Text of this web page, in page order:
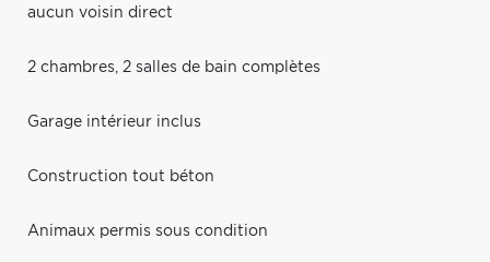
aucun voisin direct
2 chambres, 2 salles de bain complètes
Garage intérieur inclus
Construction tout béton
Animaux permis sous condition